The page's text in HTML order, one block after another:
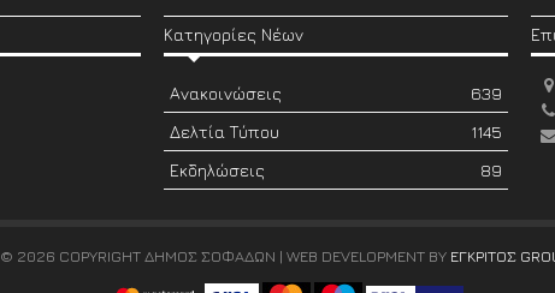
Κατηγορίες Νέων
Ανακοινώσεις
639
Δελτία Τύπου
1145
Εκδηλώσεις
89
© 2026 COPYRIGHT ΔΗΜΟΣ ΣΟΦΑΔΩΝ | WEB DEVELOPMENT BY ΕΓΚΡΙΤΟΣ